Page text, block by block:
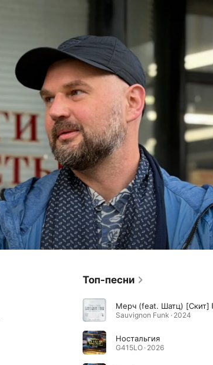
Топ-песни
Мерч (feat. Шатц) [Cкит]
Sauvignon Funk · 2024
Ностальгия
G415LO · 2026